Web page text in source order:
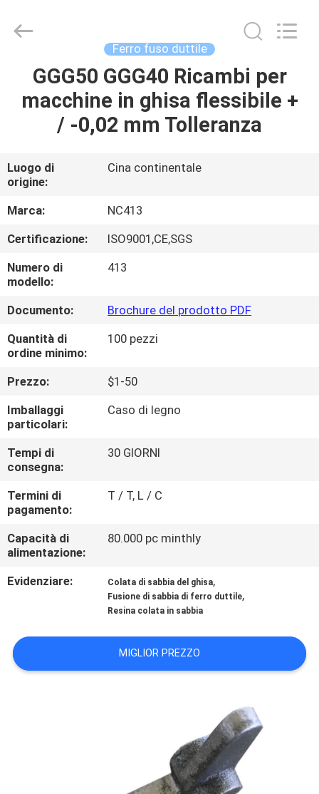
CASA.
PRODOTTI
VIDEO
SU
DI
NOI
VISITA
ALLA
FABBRICA
CONTROLLO
DELLA
QUALITÀ
CONTATTACI
NOTIZIE
CHIEDI UN
PREVENTIVO
MAPPA
DEL
Foundry
CO.,LTD.
Ferro fuso duttile
GGG50 GGG40 Ricambi per
macchine in ghisa flessibile +
/ -0,02 mm Tolleranza
Luogo di
origine:
Cina continentale
Marca:
NC413
Certificazione:
ISO9001,CE,SGS
Numero di
modello:
413
Documento:
Brochure del prodotto PDF
Quantità di
ordine minimo:
100 pezzi
Prezzo:
$1-50
Imballaggi
particolari:
Caso di legno
Tempi di
consegna:
30 GIORNI
Termini di
pagamento:
T / T, L / C
Capacità di
alimentazione:
80.000 pc minthly
Evidenziare: Colata di sabbia del ghisa,
Fusione di sabbia di ferro duttile,
Resina colata in sabbia
MIGLIOR PREZZO